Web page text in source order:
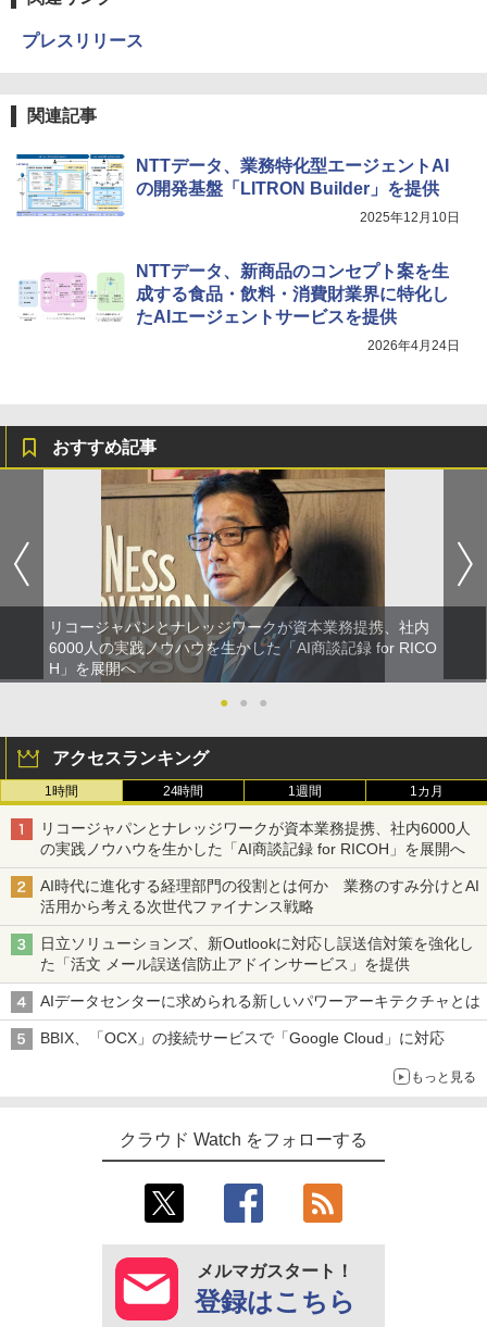
プレスリリース
関連記事
NTTデータ、業務特化型エージェントAI
の開発基盤「LITRON Builder」を提供
2025年12月10日
NTTデータ、新商品のコンセプト案を生
成する食品・飲料・消費財業界に特化し
たAIエージェントサービスを提供
2026年4月24日
おすすめ記事
リコージャパンとナレッジワークが資本業務提携、社内
6000人の実践ノウハウを生かした「AI商談記録 for RICO
H」を展開へ
●
● ●
アクセスランキング
1時間 24時間 1週間 1カ月
リコージャパンとナレッジワークが資本業務提携、社内6000人
の実践ノウハウを生かした「AI商談記録 for RICOH」を展開へ
AI時代に進化する経理部門の役割とは何か 業務のすみ分けとAI
活用から考える次世代ファイナンス戦略
日立ソリューションズ、新Outlookに対応し誤送信対策を強化し
た「活文 メール誤送信防止アドインサービス」を提供
AIデータセンターに求められる新しいパワーアーキテクチャとは
BBIX、「OCX」の接続サービスで「Google Cloud」に対応
もっと見る
クラウド Watch をフォローする
メルマガスタート！
登録はこちら